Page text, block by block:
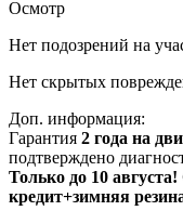
Осмотр
Нет подозрений на
Нет скрытых
Доп. информация:
Гарантия 2 года на
подтверждено
Только до 10
кредит+зимняя